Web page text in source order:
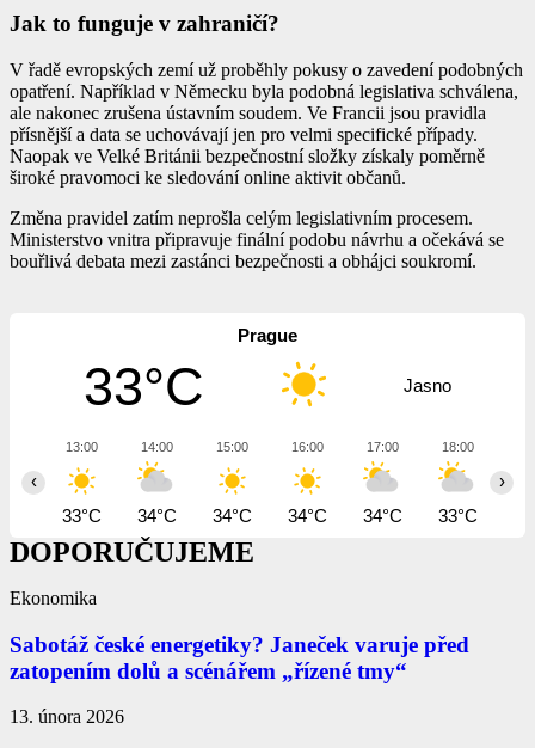
Jak to funguje v zahraničí?
V řadě evropských zemí už proběhly pokusy o zavedení podobných
opatření. Například v Německu byla podobná legislativa schválena,
ale nakonec zrušena ústavním soudem. Ve Francii jsou pravidla
přísnější a data se uchovávají jen pro velmi specifické případy.
Naopak ve Velké Británii bezpečnostní složky získaly poměrně
široké pravomoci ke sledování online aktivit občanů.
Změna pravidel zatím neprošla celým legislativním procesem.
Ministerstvo vnitra připravuje finální podobu návrhu a očekává se
bouřlivá debata mezi zastánci bezpečnosti a obhájci soukromí.
Prague
33°C Jasno
13:00
33°C
14:00
34°C
15:00
34°C
16:00
34°C
17:00
34°C
18:00
33°C
‹ ›
DOPORUČUJEME
Ekonomika
Sabotáž české energetiky? Janeček varuje před
zatopením dolů a scénářem „řízené tmy“
13. února 2026